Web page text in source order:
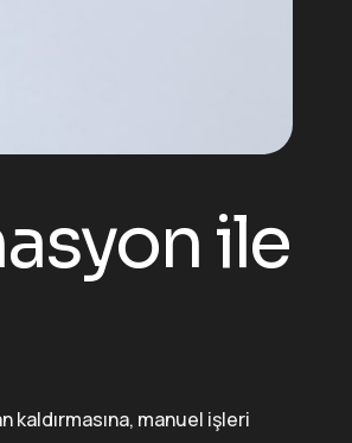
ile
manuel işleri